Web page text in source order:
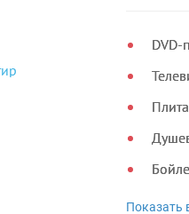
DVD-
Плита